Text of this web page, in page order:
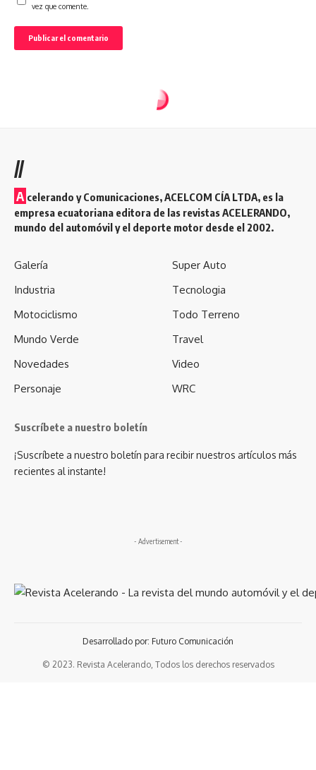
vez que comente.
//
A celerando y Comunicaciones, ACELCOM CÍA LTDA, es la
empresa ecuatoriana editora de las revistas ACELERANDO,
mundo del automóvil y el deporte motor desde el 2002.
Galería
Industria
Motociclismo
Mundo Verde
Novedades
Personaje
Super Auto
Tecnologia
Todo Terreno
Travel
Video
WRC
Suscríbete a nuestro boletín
¡Suscríbete a nuestro boletín para recibir nuestros artículos más
recientes al instante!
- Advertisement -
© 2023. Revista Acelerando, Todos los derechos reservados
Desarrollado por: Futuro Comunicación